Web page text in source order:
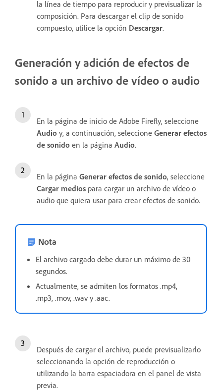
la línea de tiempo para reproducir y previsualizar la
composición. Para descargar el clip de sonido
compuesto, utilice la opción Descargar.
Generación y adición de efectos de
sonido a un archivo de vídeo o audio
En la página de inicio de Adobe Firefly, seleccione
Audio y, a continuación, seleccione Generar efectos
de sonido en la página Audio.
En la página Generar efectos de sonido, seleccione
Cargar medios para cargar un archivo de vídeo o
audio que quiera usar para crear efectos de sonido.
Nota
El archivo cargado debe durar un máximo de 30
segundos.
Actualmente, se admiten los formatos .mp4,
.mp3, .mov, .wav y .aac.
Después de cargar el archivo, puede previsualizarlo
seleccionando la opción de reproducción o
utilizando la barra espaciadora en el panel de vista
previa.